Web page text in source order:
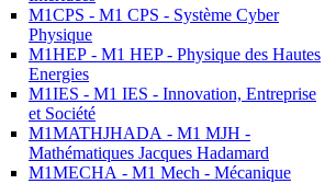
M1CPS - M1 CPS - Système Cyber
Physique
M1HEP - M1 HEP - Physique des Hautes
Energies
M1IES - M1 IES - Innovation, Entreprise
et Société
M1MATHJHADA - M1 MJH -
Mathématiques Jacques Hadamard
M1MECHA - M1 Mech - Mécanique